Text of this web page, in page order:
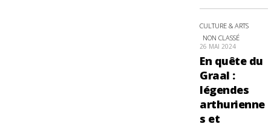
CULTURE & ARTS
NON CLASSÉ
26 MAI 2024
En quête du
Graal :
légendes
arthurienne
s et